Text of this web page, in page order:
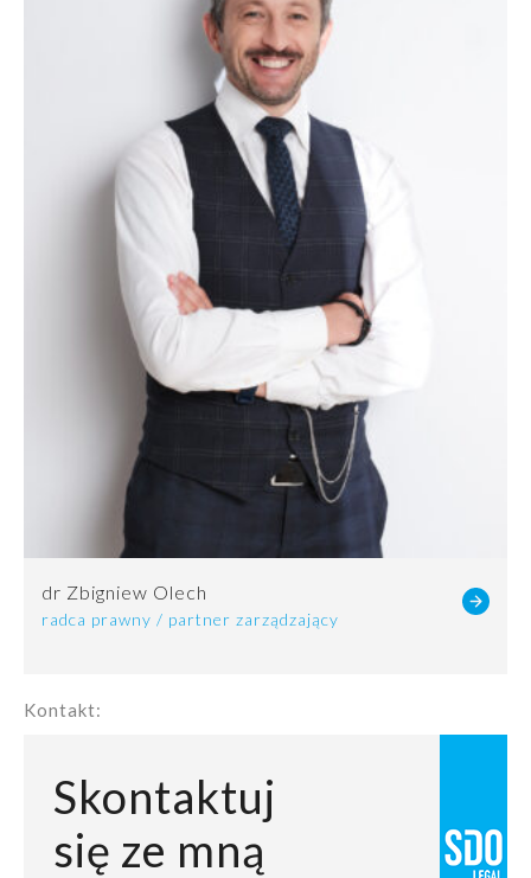
dr Zbigniew Olech
radca prawny / partner zarządzający
Kontakt:
Skontaktuj
się ze mną